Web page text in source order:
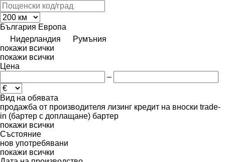
България Европа
Нидерландия
Румъния
покажи всички
покажи всички
Цена
–
Вид на обявата
продажба от производителя лизинг кредит на вноски trade-
in (бартер с доплащане) бартер
покажи всички
Състояние
нов употребявани
покажи всички